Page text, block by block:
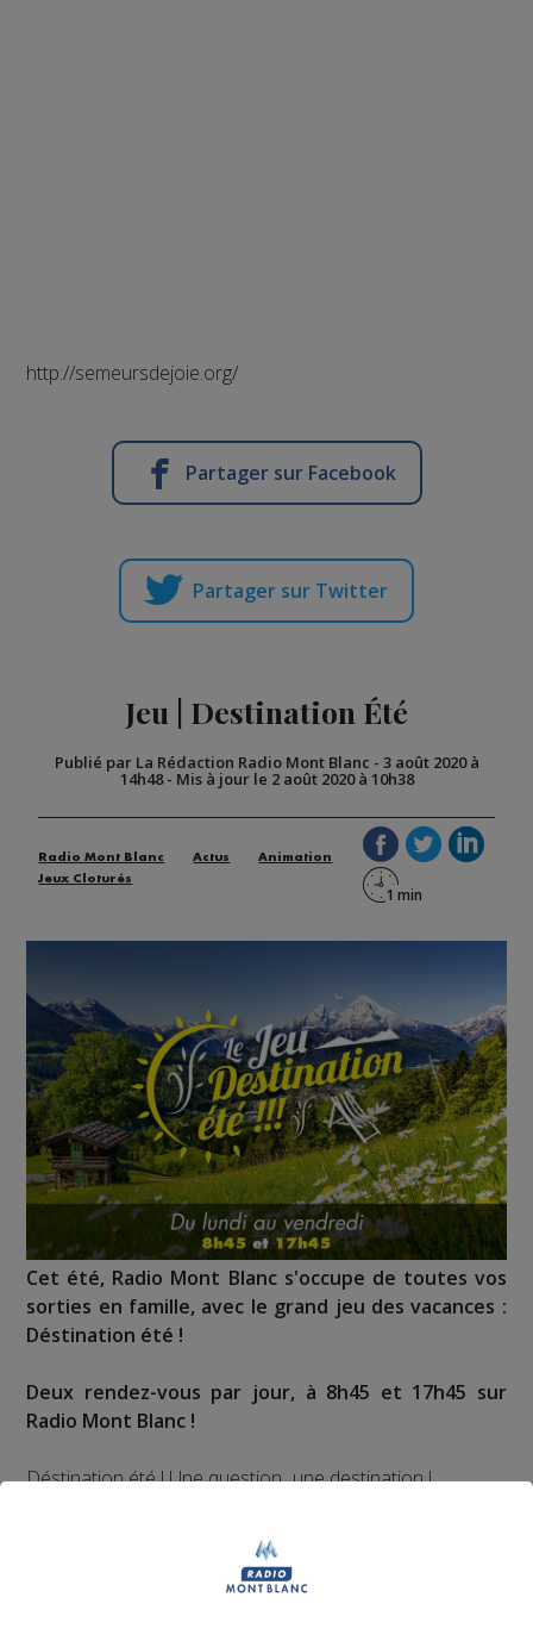
http://semeursdejoie.org/
Partager sur Facebook
Partager sur Twitter
Jeu | Destination Été
Publié par La Rédaction Radio Mont Blanc - 3 août 2020 à
14h48- Mis à jour le 2 août 2020 à 10h38
Radio Mont Blanc Actus
Animation
Jeux Cloturés
Cet été, Radio Mont Blanc s'occupe de toutes vos
sorties en famille, avec le grand jeu des vacances :
Déstination été !
Deux rendez-vous par jour, à 8h45 et 17h45 sur
Radio Mont Blanc !
Déstination été ! Une question...une destination !
Nous vous poserons une question, a vous de faire le
bon choix entre les 3 réponses pour repartir avec vos
entrées pour un maximum d'activités dans la région !